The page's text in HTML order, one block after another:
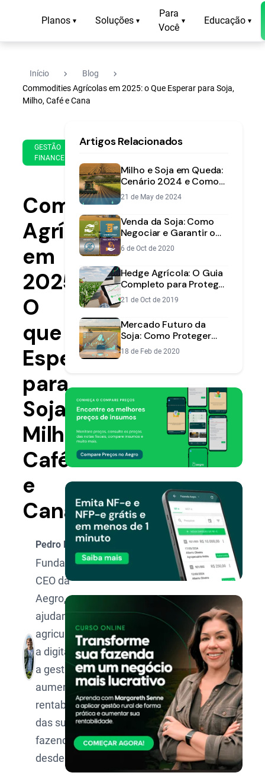
Planos ▾ Soluções ▾
Para
Você
▾ Educação ▾
Início navigate_next Blog navigate_next
Commodities Agrícolas em 2025: o Que Esperar para Soja,
Milho, Café e Cana
GESTÃO
FINANCEIRA
de
de
2025
min
leitura
Commodities
Agrícolas
em
2025:
O
que
Esperar
para
Soja,
Milho,
Café
e
Cana
Pedro Dusso
Fundador e
CEO da
Aegro,
ajudando os
agricultores
a digitalizar
a gestão e
aumentar a
rentabilidade
das suas
fazendas
desde 2014.
Artigos Relacionados
Milho e Soja em Queda:
Cenário 2024 e Como
Proteger sua
Rentabilidade
21 de May de 2024
Venda da Soja: Como
Negociar e Garantir o
Melhor Preço na Safra?
6 de Oct de 2020
Hedge Agrícola: O Guia
Completo para Proteger
o Preço da Sua Safra
21 de Oct de 2019
Mercado Futuro da
Soja: Como Proteger
Preço e Aumentar
Lucros
18 de Feb de 2020